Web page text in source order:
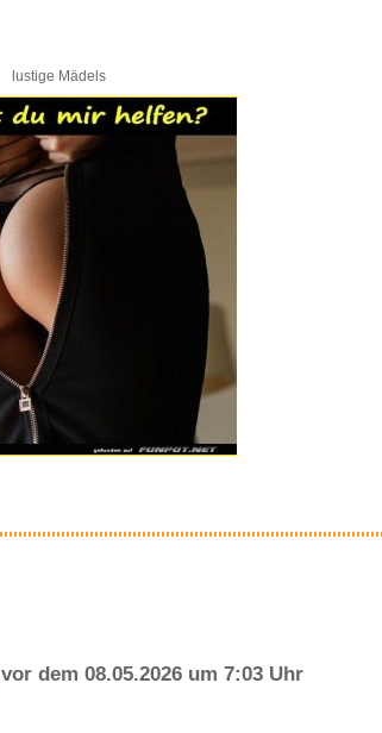
lustige Mädels
vor dem 08.05.2026 um 7:03 Uhr